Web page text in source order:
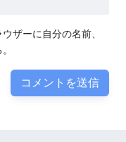
ザーに自分の名前、